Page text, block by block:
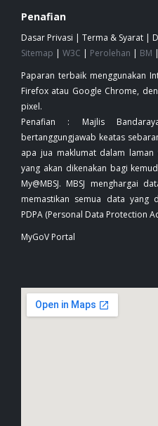
Penafian
Dasar Privasi | Terma & Syarat |
Sitemap | W3C | Perolehan | BM |
Paparan terbaik menggunakan
Firefox atau Google Chrome,
pixel.
Penafian : Majlis
bertanggungjawab keatas
apa jua maklumat dalam
yang akan dikenakan bagi
My@MBSJ. MBSJ menghargai
memastikan semua data yang
PDPA (Personal Data Protection
MyGoV Portal